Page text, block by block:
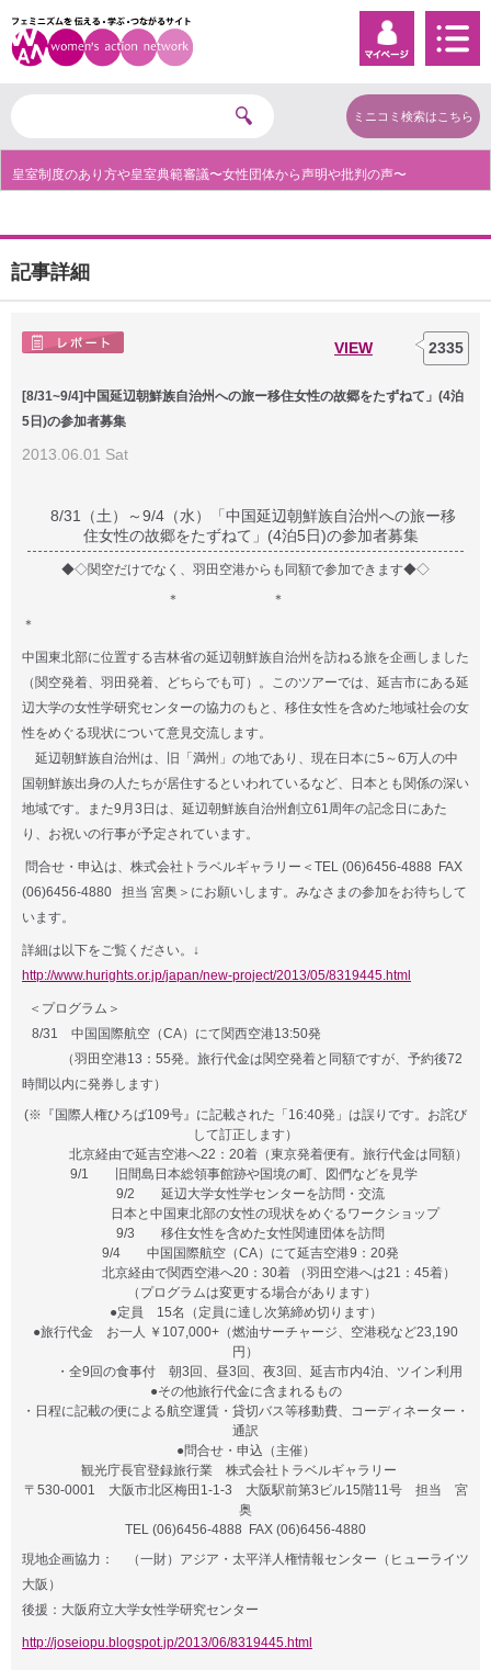
ミニコミ検索はこちら
皇室制度のあり方や皇室典範審議〜女性団体から声明や批判の声〜
記事詳細
VIEW 2335
[8/31~9/4]中国延辺朝鮮族自治州への旅ー移住女性の故郷をたずねて」(4泊
5日)の参加者募集
2013.06.01 Sat
8/31（土）～9/4（水）「中国延辺朝鮮族自治州への旅ー移
住女性の故郷をたずねて」(4泊5日)の参加者募集
◆◇関空だけでなく、羽田空港からも同額で参加できます◆◇
＊ ＊
＊
中国東北部に位置する吉林省の延辺朝鮮族自治州を訪ねる旅を企画しました
（関空発着、羽田発着、どちらでも可） 。このツアーでは、延吉市にある延
辺大学の女性学研究センターの協力のもと、移住女性を含めた地域社会の女
性をめぐる現状について意見交流します。
延辺朝鮮族自治州は、旧「満州」の地であり、現在日本に5～6万人の中
国朝鮮族出身の人たちが居住するといわれているなど、日本とも関係の深い
地域です。また9月3日は、延辺朝鮮族自治州創立61周年の記念日にあた
り、お祝いの行事が予定されています。
問合せ・申込は、株式会社トラベルギャラリー＜TEL (06)6456-4888 FAX
(06)6456-4880 担当 宮奥＞にお願いします。みなさまの参加をお待ちして
います。
詳細は以下をご覧ください。↓
http://www.hurights.or.jp/japan/new-project/2013/05/8319445.html
＜プログラム＞
8/31 中国国際航空（CA）にて関西空港13:50発
（羽田空港13：55発。旅行代金は関空発着と同額ですが、 予約後72
時間以内に発券します ）
(※『国際人権ひろば109号』に記載された「16:40発」は誤りです。お詫び
して訂正します）
北京経由で延吉空港へ22：20着（東京発着便有。旅行代金は同額）
9/1 旧間島日本総領事館跡や国境の町、図們などを見学
9/2 延辺大学女性学センターを訪問・交流
日本と中国東北部の女性の現状をめぐるワークショップ
9/3 移住女性を含めた女性関連団体を訪問
9/4 中国国際航空（CA）にて延吉空港9：20発
北京経由で関西空港へ20：30着 （羽田空港へは21：45着）
（プログラムは変更する場合があります）
●定員 15名（定員に達し次第締め切ります）
●旅行代金 お一人 ￥107,000+（燃油サーチャージ、空港税など23,190
円）
・全9回の食事付 朝3回、昼3回、夜3回、延吉市内4泊、ツイン利用
●その他旅行代金に含まれるもの
・日程に記載の便による航空運賃・貸切バス等移動費、コーディネーター・
通訳
●問合せ・申込（主催）
観光庁長官登録旅行業 株式会社トラベルギャラリー
〒530-0001 大阪市北区梅田1-1-3 大阪駅前第3ビル15階11号 担当 宮
奥
TEL (06)6456-4888 FAX (06)6456-4880
現地企画協力：
（一財）アジア・太平洋人権情報センター（ヒューライツ
大阪）
後援：大阪府立大学女性学研究センター
http://joseiopu.blogspot.jp/2013/06/8319445.html